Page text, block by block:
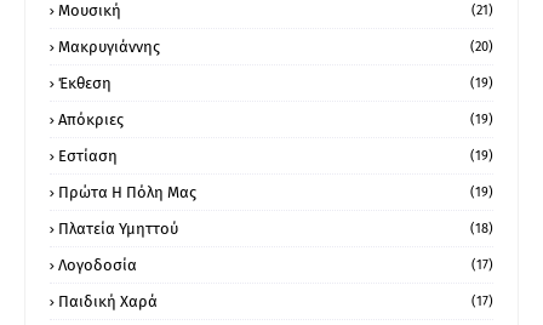
Μουσική (21)
Μακρυγιάννης (20)
Έκθεση (19)
Απόκριες (19)
Εστίαση (19)
Πρώτα Η Πόλη Μας (19)
Πλατεία Υμηττού (18)
Λογοδοσία (17)
Παιδική Χαρά (17)